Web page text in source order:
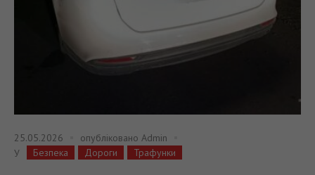
25.05.2026 опубліковано Admin
У
Безпека Дороги Трафунки